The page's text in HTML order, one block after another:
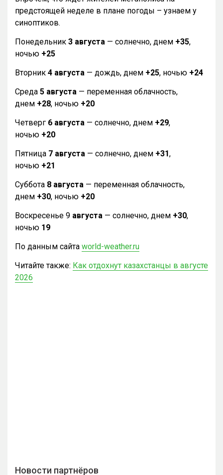
предстоящей неделе в плане погоды – узнаем у
синоптиков.
Понедельник 3 августа — солнечно, днем +35,
ночью +25
Вторник 4 августа — дождь, днем +25, ночью +24
Среда 5 августа — переменная облачность,
днем +28, ночью +20
Четверг 6 августа — солнечно, днем +29,
ночью +20
Пятница 7 августа — солнечно, днем +31,
ночью +21
Суббота 8 августа — переменная облачность,
днем +30, ночью +20
Воскресенье 9 августа — солнечно, днем +30,
ночью 19
По данным сайта world-weather.ru
Читайте также: Как отдохнут казахстанцы в августе
2026